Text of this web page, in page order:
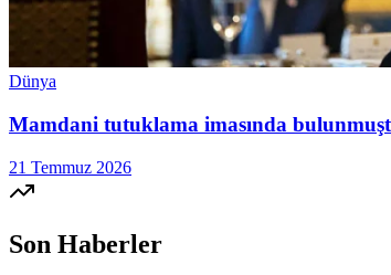
Dünya
Mamdani tutuklama imasında
21 Temmuz 2026
Son Haberler